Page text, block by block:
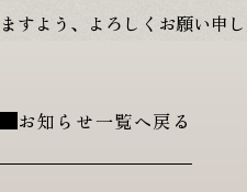
ますよう、よろしくお願い申し
お知らせ一覧へ戻る